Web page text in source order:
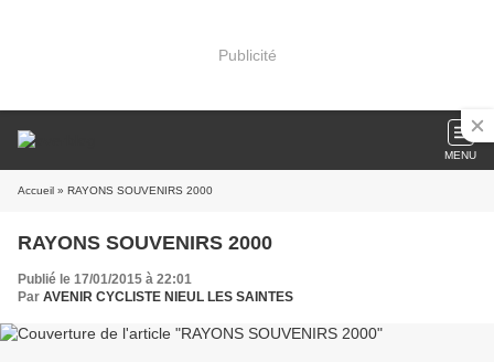
Publicité
MENU
Accueil » RAYONS SOUVENIRS 2000
RAYONS SOUVENIRS 2000
Publié le 17/01/2015 à 22:01
Par AVENIR CYCLISTE NIEUL LES SAINTES